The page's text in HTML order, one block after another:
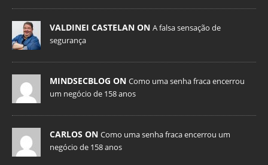
VALDINEI CASTELAN ON A falsa sensação de
segurança
MINDSECBLOG ON Como uma senha fraca encerrou
um negócio de 158 anos
CARLOS ON Como uma senha fraca encerrou um
negócio de 158 anos